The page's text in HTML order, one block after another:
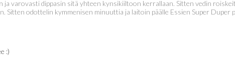
varovasti dippasin sitä yhteen kynsikiiltoon kerrallaan. Sitten vedin
Sitten odottelin kymmenisen minuuttia ja laitoin päälle Essien Super
:)